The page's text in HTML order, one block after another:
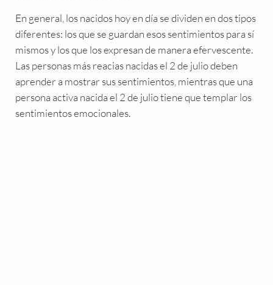
En general, los nacidos hoy en día se dividen en dos tipos
diferentes: los que se guardan esos sentimientos para sí
mismos y los que los expresan de manera efervescente.
Las personas más reacias nacidas el 2 de julio deben
aprender a mostrar sus sentimientos, mientras que una
persona activa nacida el 2 de julio tiene que templar los
sentimientos emocionales.